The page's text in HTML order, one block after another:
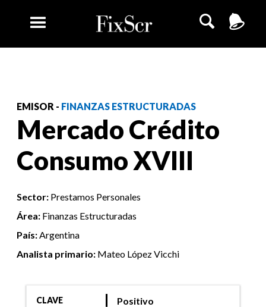
EMISOR - FINANZAS ESTRUCTURADAS
Mercado Crédito
Consumo XVIII
Sector: Prestamos Personales
Área: Finanzas Estructuradas
País:Argentina
Analista primario: Mateo López Vicchi
CLAVE Positivo